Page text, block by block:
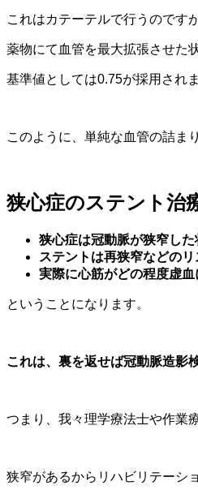
これはカテーテルで行うのです
薬物にて血管を最大拡張させた
基準値としては0.75が採用され
このように、単純な血管の詰ま
狭心症のステント治
狭心症は冠動脈が狭窄し
ステントは再狭窄などの
実際に心筋がどの程度虚
ということになります。
これは、裏を返せば冠動脈造影
つまり、我々理学療法士や作業
狭窄があるからリハビリテーシ